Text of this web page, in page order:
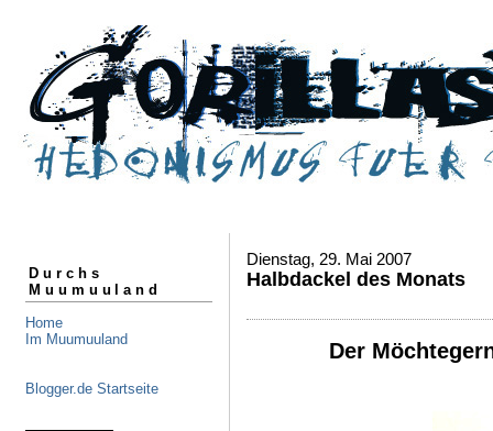
Durchs
Muumuuland
Home
Im Muumuuland
Blogger.de Startseite
Dienstag, 29. Mai 2007
Halbdackel des Monats
Der